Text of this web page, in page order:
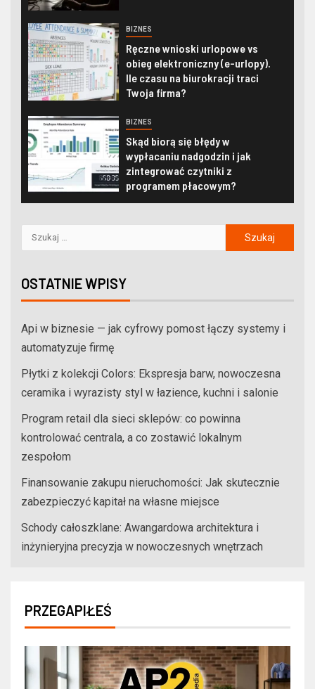
BIZNES
Ręczne wnioski urlopowe vs
obieg elektroniczny (e-urlopy).
Ile czasu na biurokracji traci
Twoja firma?
BIZNES
Skąd biorą się błędy w
wypłacaniu nadgodzin i jak
zintegrować czytniki z
programem płacowym?
OSTATNIE WPISY
Api w biznesie — jak cyfrowy pomost łączy systemy i
automatyzuje firmę
Płytki z kolekcji Colors: Ekspresja barw, nowoczesna
ceramika i wyrazisty styl w łazience, kuchni i salonie
Program retail dla sieci sklepów: co powinna
kontrolować centrala, a co zostawić lokalnym
zespołom
Finansowanie zakupu nieruchomości: Jak skutecznie
zabezpieczyć kapitał na własne miejsce
Schody całoszklane: Awangardowa architektura i
inżynieryjna precyzja w nowoczesnych wnętrzach
PRZEGAPIŁEŚ